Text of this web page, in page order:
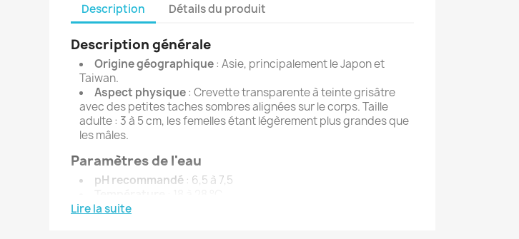
Description Détails du produit
Description générale
Origine géographique: Asie, principalement le Japon et
Taiwan.
Aspect physique: Crevette transparente à teinte grisâtre
avec des petites taches sombres alignées sur le corps. Taille
adulte : 3 à 5 cm, les femelles étant légèrement plus grandes que
les mâles.
Paramètres de l'eau
pH recommandé : 6,5 à 7,5
Dureté
Lire la suite